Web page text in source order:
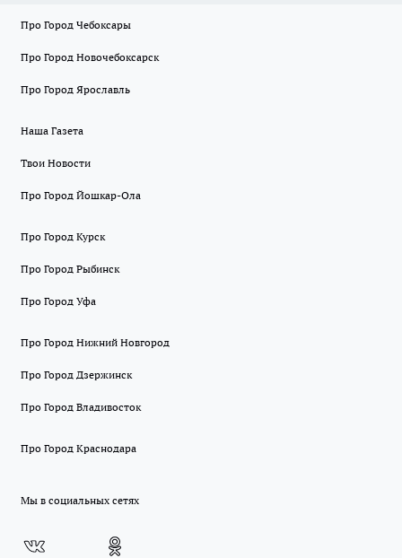
Про Город Чебоксары
Про Город Новочебоксарск
Про Город Ярославль
Наша Газета
Твои Новости
Про Город Йошкар-Ола
Про Город Курск
Про Город Рыбинск
Про Город Уфа
Про Город Нижний Новгород
Про Город Дзержинск
Про Город Владивосток
Про Город Краснодара
Мы в социальных сетях